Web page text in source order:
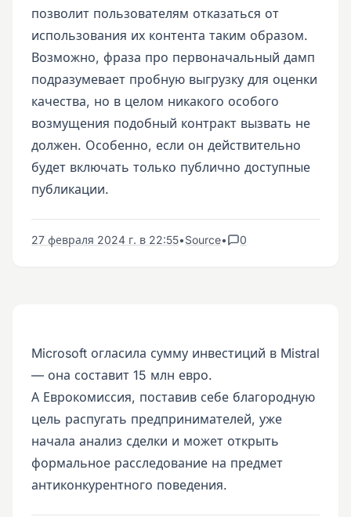
позволит пользователям отказаться от
использования их контента таким образом.
Возможно, фраза про первоначальный дамп
подразумевает пробную выгрузку для оценки
качества, но в целом никакого особого
возмущения подобный контракт вызвать не
должен. Особенно, если он действительно
будет включать только публично доступные
публикации.
27 февраля 2024 г. в 22:55•Source• 0
Microsoft огласила сумму инвестиций в Mistral
— она составит 15 млн евро.
А Еврокомиссия, поставив себе благородную
цель распугать предпринимателей, уже
начала анализ сделки и может открыть
формальное расследование на предмет
антиконкурентного поведения.